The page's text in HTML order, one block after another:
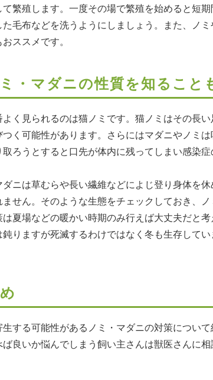
て繁殖します。一度その場で繁殖を始めると短
た毛布などを洗うようにしましょう。また、ノ
ススメです。
・マダニの性質を知ること
よく見られるのは猫ノミです。猫ノミはその長
つく可能性があります。さらにはマダニやノミ
取ろうとすると口先が体内に残ってしまい感染症
ダニは草むらや長い繊維などによじ登り身体を
ません。そのような生態をチェックしておき、
は夏場などの暖かい時期のみ行えば大丈夫だと
鈍りますが死滅するわけではなく冬も生存して
生する可能性があるノミ・マダニの対策につい
ば良いか悩んでしまう飼い主さんは獣医さんに相